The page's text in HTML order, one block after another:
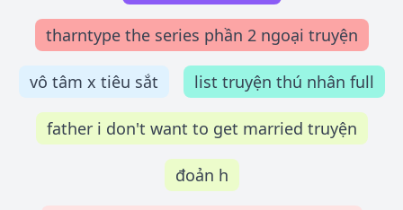
tharntype the series phần 2 ngoại truyện
vô tâm x tiêu sắt list truyện thú nhân full
father i don't want to get married truyện
đoản h